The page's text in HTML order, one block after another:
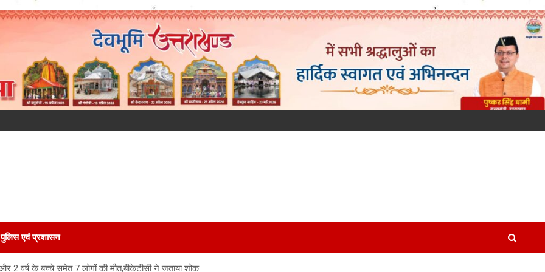
पुलिस एवं प्रशासन
2 वर्ष के बच्चे समेत 7 लोगों की मौत,बीकेटीसी ने जताया शोक